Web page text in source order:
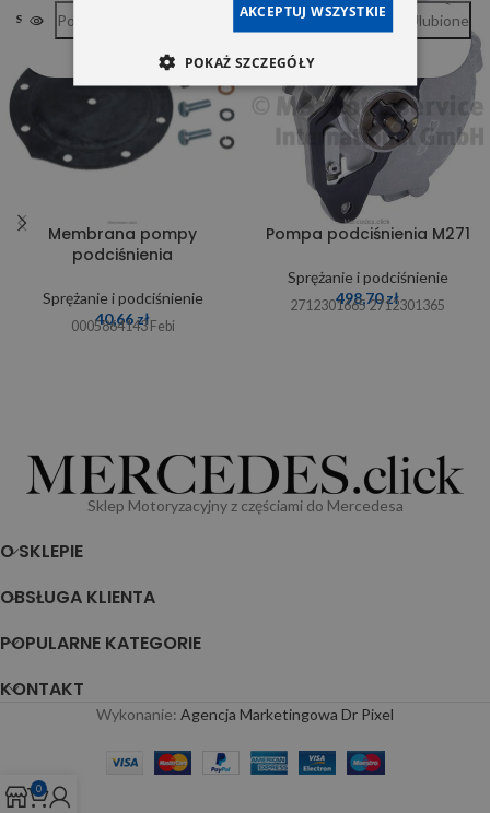
SOLD OUT
Membrana pompy
podciśnienia
Sprężanie i podciśnienie
40,66zł
0005864143 Febi
Porównywarka
Pompa podciśnienia M271
Sprężanie i podciśnienie
498,70zł
2712301665 2712301365
Porównywarka Ulubione
Sklep Motoryzacyjny z częściami do Mercedesa
O SKLEPIE
OBSŁUGA KLIENTA
POPULARNE KATEGORIE
KONTAKT
Wykonanie: Agencja Marketingowa Dr Pixel
0
AKCEPTUJ WSZYSTKIE
POKAŻ SZCZEGÓŁY